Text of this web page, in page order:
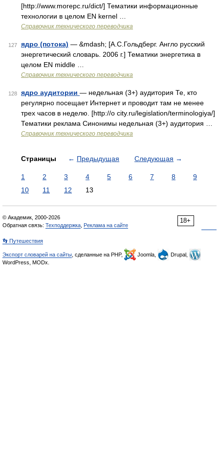
[http://www.morepc.ru/dict/] Тематики информационные
технологии в целом EN kernel …
Справочник технического переводчика
127 ядро (потока) — &mdash; [А.С.Гольдберг. Англо русский
энергетический словарь. 2006 г.] Тематики энергетика в
целом EN middle …
Справочник технического переводчика
128 ядро аудитории — недельная (3+) аудитория Те, кто
регулярно посещает Интернет и проводит там не менее
трех часов в неделю. [http://o city.ru/legislation/terminologiya/]
Тематики реклама Синонимы недельная (3+) аудитория …
Справочник технического переводчика
Страницы ← Предыдущая Следующая →
1 2 3 4 5 6 7 8
9
10
11 12 13
18+
© Академик, 2000-2026
Обратная связь: Техподдержка Реклама на сайте
👣 Путешествия
Экспорт словарей на сайты , сделанные на PHP, Joomla,
Drupal,
WordPress, MODx.